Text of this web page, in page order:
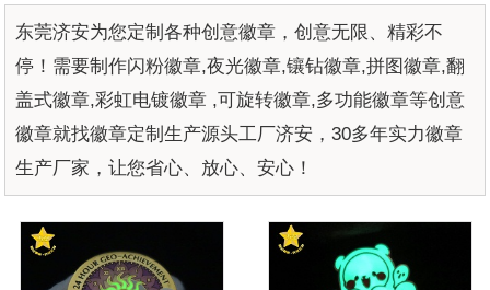
东莞济安为您定制各种创意徽章，创意无限、精彩不
停！需要制作闪粉徽章,夜光徽章,镶钻徽章,拼图徽章,翻
盖式徽章,彩虹电镀徽章 ,可旋转徽章,多功能徽章等创意
徽章就找徽章定制生产源头工厂济安，30多年实力徽章
生产厂家，让您省心、放心、安心！